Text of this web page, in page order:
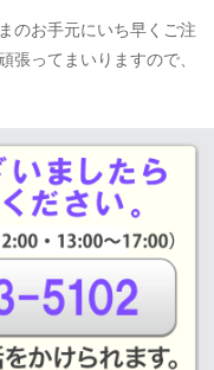
のお手元にいち早くご注
張ってまいりますので、